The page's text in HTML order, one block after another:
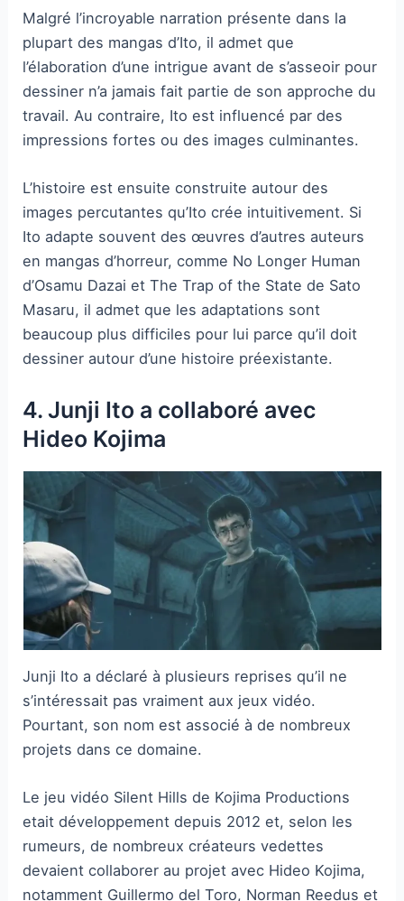
Malgré l’incroyable narration présente dans la
plupart des mangas d’Ito, il admet que
l’élaboration d’une intrigue avant de s’asseoir pour
dessiner n’a jamais fait partie de son approche du
travail. Au contraire, Ito est influencé par des
impressions fortes ou des images culminantes.
L’histoire est ensuite construite autour des
images percutantes qu’Ito crée intuitivement. Si
Ito adapte souvent des œuvres d’autres auteurs
en mangas d’horreur, comme No Longer Human
d’Osamu Dazai et The Trap of the State de Sato
Masaru, il admet que les adaptations sont
beaucoup plus difficiles pour lui parce qu’il doit
dessiner autour d’une histoire préexistante.
4. Junji Ito a collaboré avec
Hideo Kojima
Junji Ito a déclaré à plusieurs reprises qu’il ne
s’intéressait pas vraiment aux jeux vidéo.
Pourtant, son nom est associé à de nombreux
projets dans ce domaine.
Le jeu vidéo Silent Hills de Kojima Productions
etait développement depuis 2012 et, selon les
rumeurs, de nombreux créateurs vedettes
devaient collaborer au projet avec Hideo Kojima,
notamment Guillermo del Toro, Norman Reedus et